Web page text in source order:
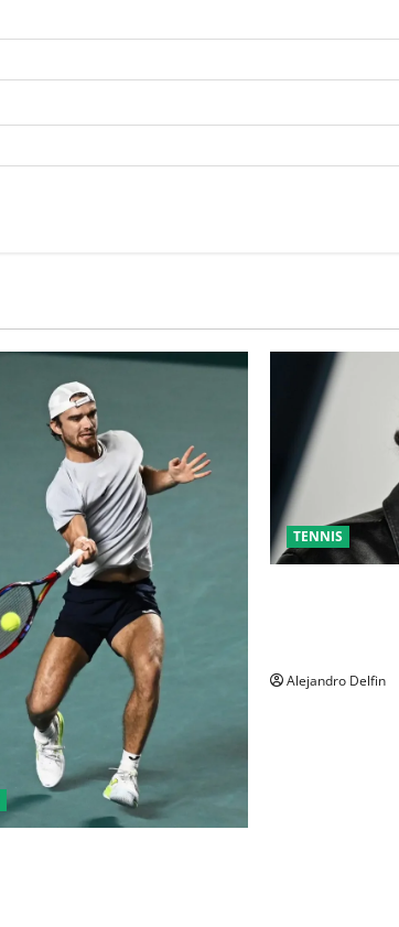
TENNIS
Alejandro Delfin